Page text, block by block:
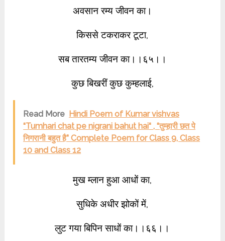
अवसान रम्य जीवन का।
किससे टकराकर टूटा,
सब तारतम्य जीवन का।।६५।।
कुछ बिखरीं कुछ कुम्हलाई,
Read More Hindi Poem of Kumar vishvas
“Tumhari chat pe nigrani bahut hai“ , “तुम्हारी छत पे
निगरानी बहुत है” Complete Poem for Class 9, Class
10 and Class 12
मुख म्लान हुआ आधों का,
सुधिके अधीर झोकों में,
लुट गया बिपिन साधों का।।६६।।